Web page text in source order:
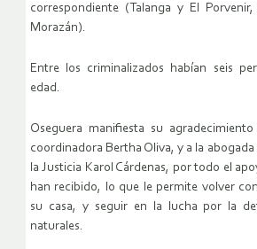
correspondiente (Talanga y El
Morazán).
Entre los criminalizados habían seis
edad.
Oseguera manifiesta su
coordinadora Bertha Oliva, y a la abogada
la Justicia Karol Cárdenas, por todo el
han recibido, lo que le permite volver
su casa, y seguir en la lucha por la
naturales.